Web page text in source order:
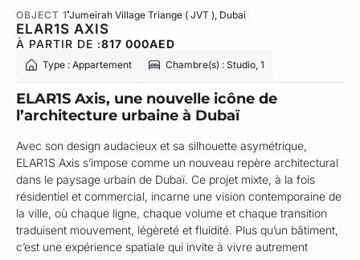
OBJECT 1 Jumeirah Village Triange ( JVT ) , Dubai
ELAR1S AXIS
À PARTIR DE :817 000AED
Type : Appartement Chambre(s) : Studio, 1
ELAR1S Axis, une nouvelle icône de
l’architecture urbaine à Dubaï
Avec son design audacieux et sa silhouette asymétrique,
ELAR1S Axis s’impose comme un nouveau repère architectural
dans le paysage urbain de Dubaï. Ce projet mixte, à la fois
résidentiel et commercial, incarne une vision contemporaine de
la ville, où chaque ligne, chaque volume et chaque transition
traduisent mouvement, légèreté et fluidité. Plus qu’un bâtiment,
c’est une expérience spatiale qui invite à vivre autrement